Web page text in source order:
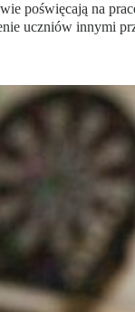
poświęcają na
uczniów innymi